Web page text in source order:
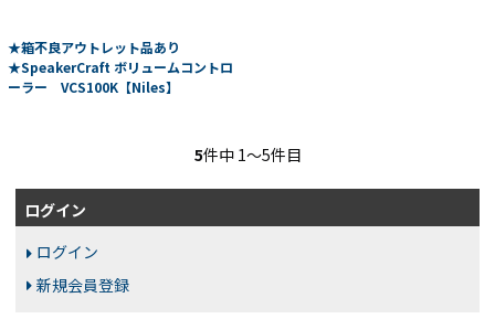
★箱不良アウトレット品あり
★SpeakerCraft ボリュームコントロ
ーラー VCS100K【Niles】
5件中 1〜5件目
ログイン
ログイン
新規会員登録